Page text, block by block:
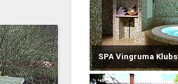
SPA Vingruma Klubs